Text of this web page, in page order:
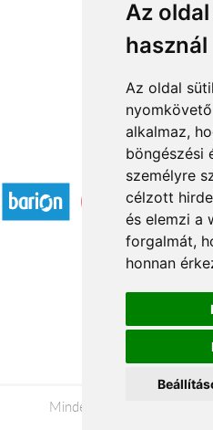
Az
használ
Az oldal
alkalmaz,
böngészési
személyre
célzott
és elemzi a
forgalmát,
honnan
2 3 ...
Elfogadott
Minden jog fenntartva ©